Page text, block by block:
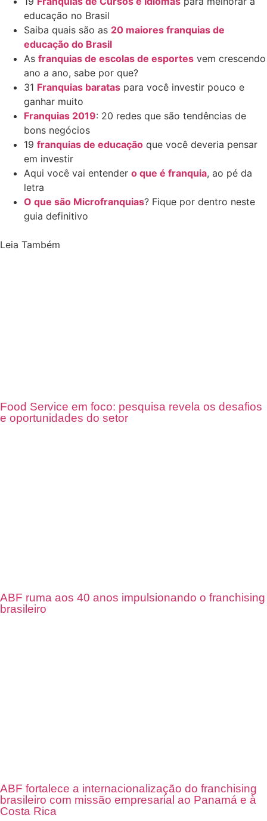
educação no Brasil
Saiba quais são as 20 maiores franquias de
educação do Brasil
As franquias de escolas de esportes vem crescendo
ano a ano, sabe por que?
31 Franquias baratas para você investir pouco e
ganhar muito
Franquias 2019: 20 redes que são tendências de
bons negócios
19 franquias de educação que você deveria pensar
em investir
Aqui você vai entender o que é franquia, ao pé da
letra
O que são Microfranquias? Fique por dentro neste
guia definitivo
Leia Também
Food Service em foco: pesquisa revela os desafios
e oportunidades do setor
ABF ruma aos 40 anos impulsionando o franchising
brasileiro
ABF fortalece a internacionalização do franchising
brasileiro com missão empresarial ao Panamá e à
Costa Rica